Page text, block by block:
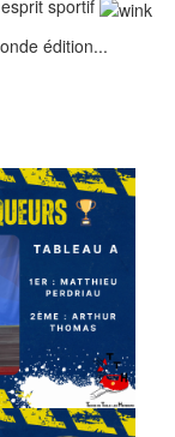
sportif
édition...